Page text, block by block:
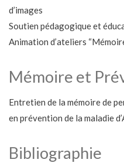
d’images
Soutien pédagogique et
Animation d’ateliers
Mémoire et
Entretien de la mémoire de
en prévention de la maladie
Bibliographie